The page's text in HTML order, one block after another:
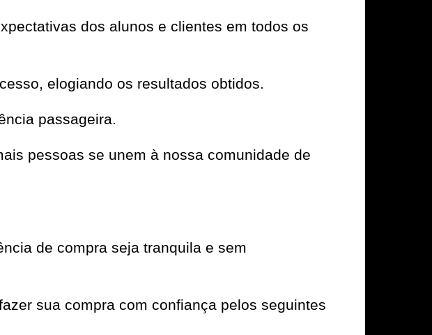
dos alunos e clientes em todos os
elogiando os resultados obtidos.
passageira.
pessoas se unem à nossa comunidade de
de compra seja tranquila e sem
sua compra com confiança pelos seguintes